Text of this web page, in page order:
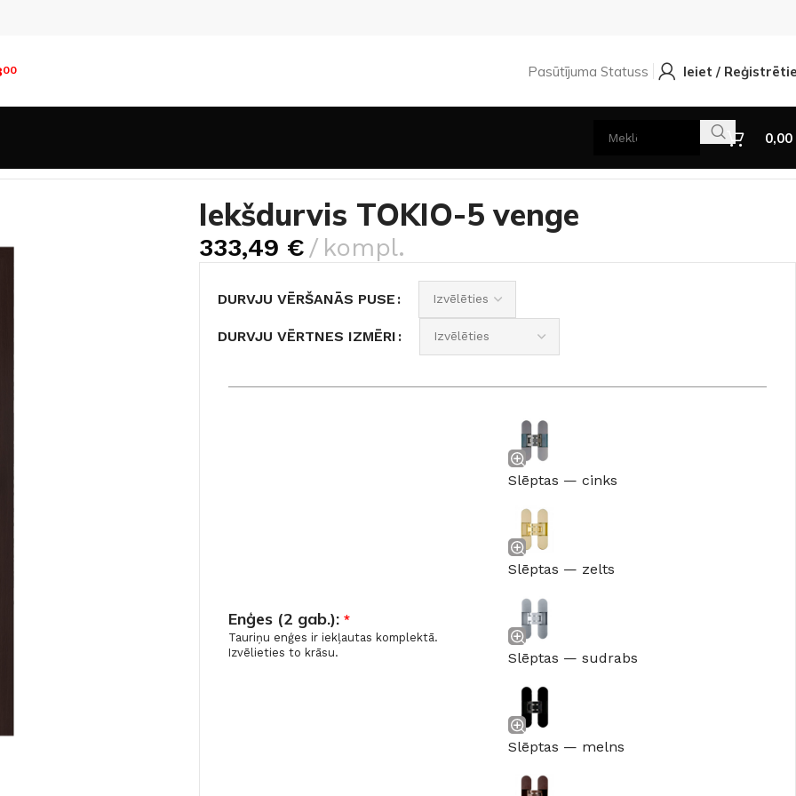
00 Pasūtījuma Statuss Ieiet /
0,00
Iekšdurvis TOKIO-5 venge
333,49 € kompl.
DURVJU VĒRŠANĀS PUSE
DURVJU VĒRTNES IZMĒRI
Enģes (2 gab.): *
Tauriņu enģes ir iekļautas komplektā.
Izvēlieties to krāsu.
Slēptas — cinks
Slēptas — zelts
Slēptas — sudrabs
Slēptas — melns